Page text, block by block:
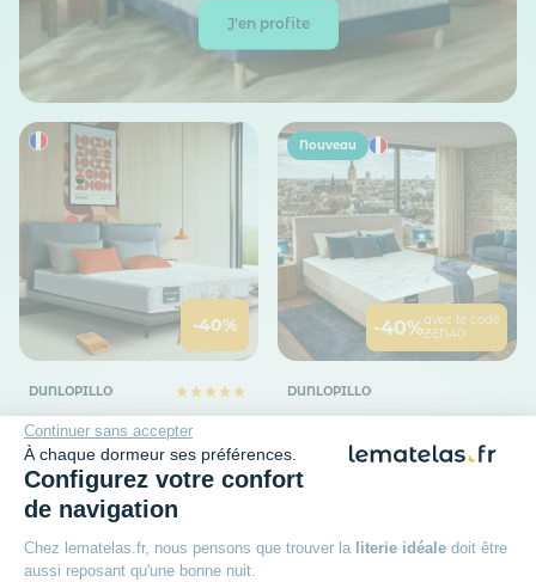
Continuer sans accepter
À chaque dormeur ses préférences.
Configurez votre confort
de navigation
Chez lematelas.fr, nous pensons que trouver la literie idéale doit être
aussi reposant qu'une bonne nuit.
J'en profite
-40%
DUNLOPILLO
Matelas Dunlopillo
Aérial® ferme 20 cm
JONQUILLE
Épaisseur : 20 cm
Accueil : Confortable
Nouveau
-40%avec le code
ZEN40
DUNLOPILLO
ferme Dunlopillo Lilas 2